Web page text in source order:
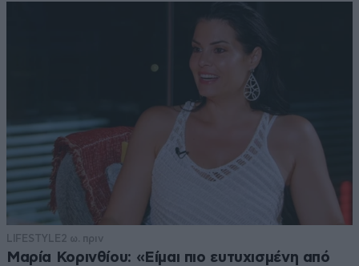
LIFESTYLE 2 ω. πριν
Μαρία Κορινθίου: «Είμαι πιο ευτυχισμένη από